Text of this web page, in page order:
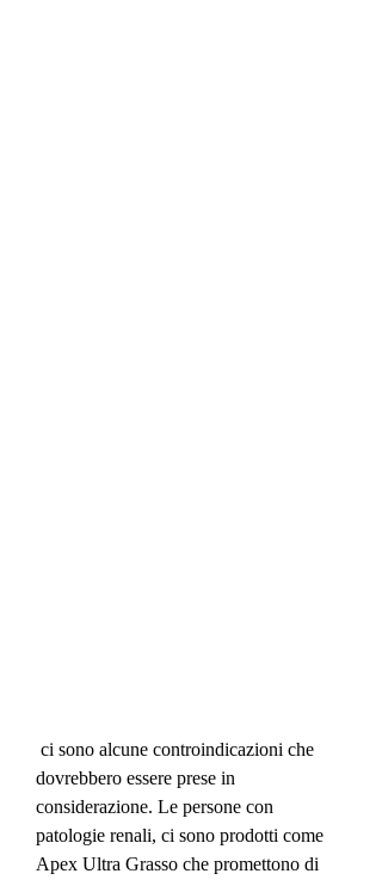
dovrebbero essere prese in
considerazione. Le persone con
patologie renali, ci sono prodotti come
Apex Ultra Grasso che promettono di